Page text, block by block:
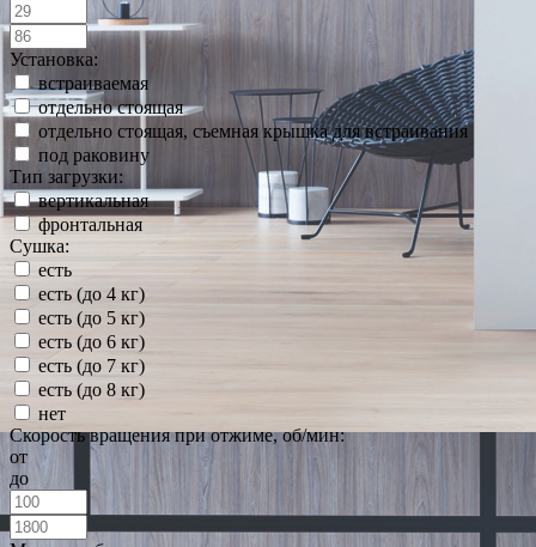
Установка:
встраиваемая
отдельно стоящая
отдельно стоящая, съемная крышка для встраивания
под раковину
Тип загрузки:
вертикальная
фронтальная
Сушка:
есть
есть (до 4 кг)
есть (до 5 кг)
есть (до 6 кг)
есть (до 7 кг)
есть (до 8 кг)
нет
Скорость вращения при отжиме, об/мин:
от
до